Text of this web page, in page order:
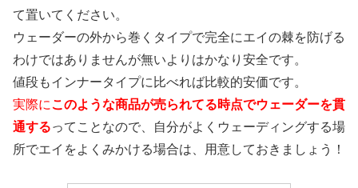
て置いてください。
ウェーダーの外から巻くタイプで完全にエイの棘を防げる
わけではありませんが無いよりはかなり安全です。
値段もインナータイプに比べれば比較的安価です。
実際にこのような商品が売られてる時点でウェーダーを貫
通するってことなので、自分がよくウェーディングする場
所でエイをよくみかける場合は、用意しておきましょう！